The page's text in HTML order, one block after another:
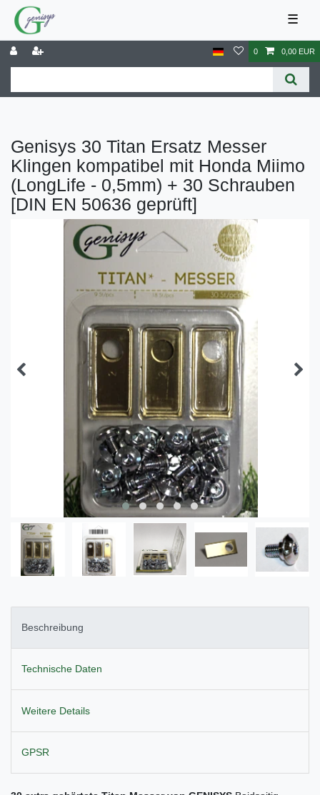
☰
0 0,00 EUR
Genisys 30 Titan Ersatz Messer
Klingen kompatibel mit Honda Miimo
(LongLife - 0,5mm) + 30 Schrauben
[DIN EN 50636 geprüft]
Beschreibung
Technische Daten
Weitere Details
GPSR